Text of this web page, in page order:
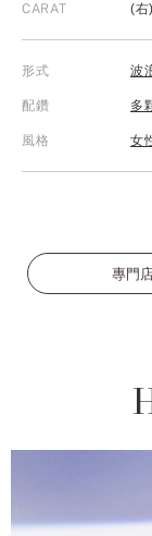
CARAT (
形式 波
配鑽 多
風格 女
專門